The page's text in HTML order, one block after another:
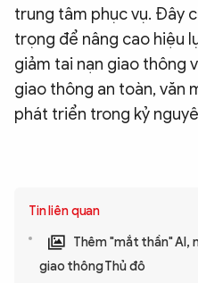
trung tâm phục vụ. Đây
trọng để nâng cao hiệu
giảm tai nạn giao thông
giao thông an toàn, văn
phát triển trong kỷ
Tin liên quan
Thêm "mắt thần" AI,
giao thông Thủ đô